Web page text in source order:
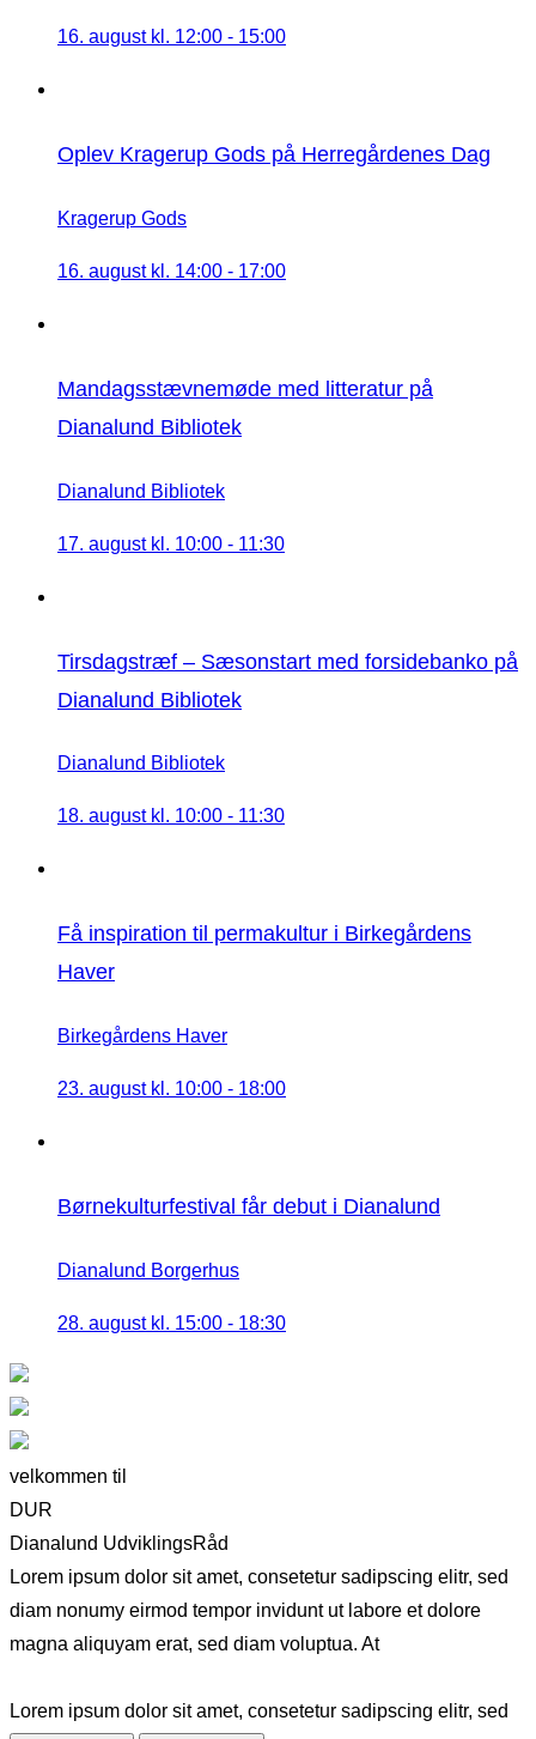
16. august kl. 12:00 - 15:00
Oplev Kragerup Gods på Herregårdenes Dag
Kragerup Gods
16. august kl. 14:00 - 17:00
Mandagsstævnemøde med litteratur på
Dianalund Bibliotek
Dianalund Bibliotek
17. august kl. 10:00 - 11:30
Tirsdagstræf – Sæsonstart med forsidebanko på
Dianalund Bibliotek
Dianalund Bibliotek
18. august kl. 10:00 - 11:30
Få inspiration til permakultur i Birkegårdens
Haver
Birkegårdens Haver
23. august kl. 10:00 - 18:00
Børnekulturfestival får debut i Dianalund
Dianalund Borgerhus
28. august kl. 15:00 - 18:30
velkommen til
DUR
Dianalund UdviklingsRåd
Lorem ipsum dolor sit amet, consetetur sadipscing elitr, sed
diam nonumy eirmod tempor invidunt ut labore et dolore
magna aliquyam erat, sed diam voluptua. At
Lorem ipsum dolor sit amet, consetetur sadipscing elitr, sed